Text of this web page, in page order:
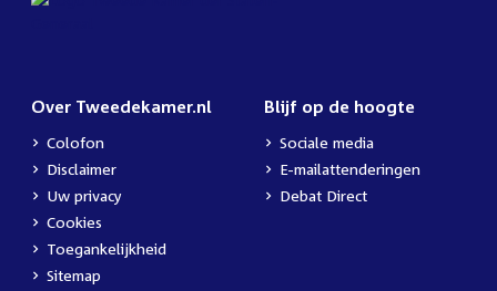
Over Tweedekamer.nl
Colofon
Disclaimer
Uw privacy
Cookies
Toegankelijkheid
Sitemap
Blijf op de hoogte
Sociale media
E-mailattenderingen
Debat Direct